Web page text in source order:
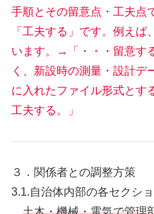
手順とその留意点・工夫点
「工夫する」です。例え
います。→「・・・留意す
く、新設時の測量・設計デ
に入れたファイル形式とす
工夫する。」
３．関係者との調整方策
3.1.自治体内部の各セクシ
土木・機械・電気で管理